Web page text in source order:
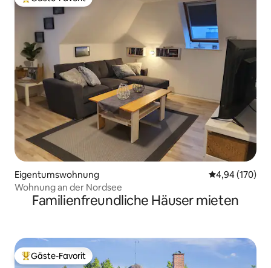
Beliebter Gäste-Favorit.
Eigentumswohnung
4,94 (170)
Wohnung an der Nordsee
Familienfreundliche Häuser mieten
Beliebter Gäste-Favorit.
Gäste-Favorit